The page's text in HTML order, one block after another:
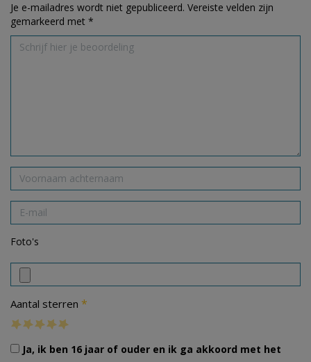
Je e-mailadres wordt niet gepubliceerd. Vereiste velden zijn
gemarkeerd met *
Foto's
Aantal sterren *
Ja, ik ben 16 jaar of ouder en ik ga akkoord met het